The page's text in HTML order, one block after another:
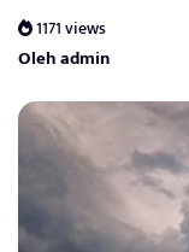
1171 views
Oleh admin